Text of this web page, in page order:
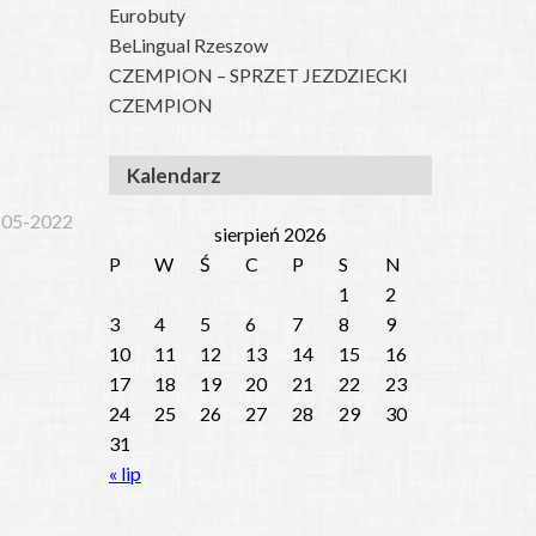
2022
Eurobuty
BeLingual Rzeszow
CZEMPION – SPRZET JEZDZIECKI
CZEMPION
Kalendarz
sierpień 2026
P
W Ś C P S
N
1
2
3
4 5 6 7 8
9
10
11 12 13 14 15
16
17
18 19 20 21 22
23
24
25 26 27 28 29
30
31
« lip